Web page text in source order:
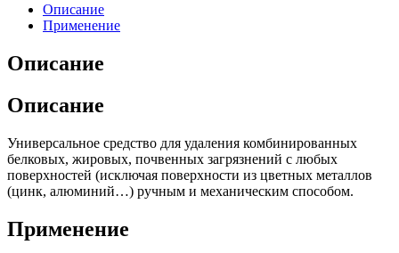
Описание
Применение
Описание
Описание
Универсальное средство для удаления комбинированных
белковых, жировых, почвенных загрязнений с любых
поверхностей (исключая поверхности из цветных металлов
(цинк, алюминий…) ручным и механическим способом.
Применение